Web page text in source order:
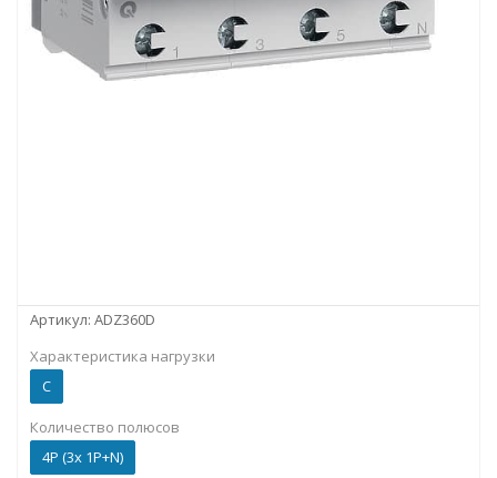
Артикул: ADZ360D
Характеристика нагрузки
C
Количество полюсов
4P (3x 1P+N)